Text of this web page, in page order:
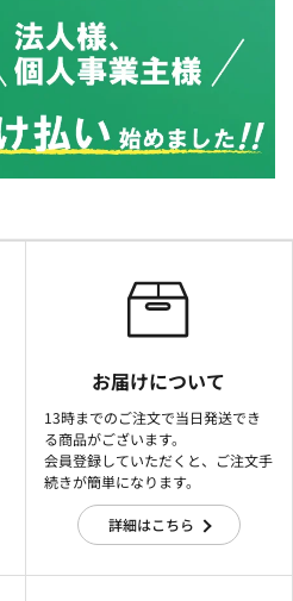
お届けについて
13時までのご注文で当日発送でき
る商品がございます。
会員登録していただくと、ご注文手
続きが簡単になります。
詳細はこちら